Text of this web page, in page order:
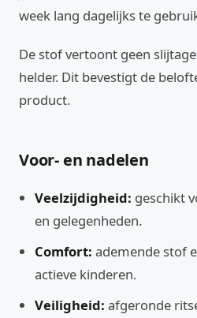
week lang dagelijks te
De stof vertoont geen
helder. Dit bevestigt de
product.
Voor- en nadelen
Veelzijdigheid: geschikt
en gelegenheden.
Comfort: ademende stof
actieve kinderen.
Veiligheid: afgeronde